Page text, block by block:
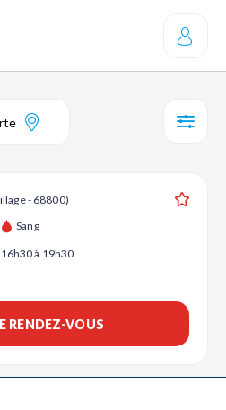
- 68800)
Sang
à 19h30
RENDEZ-VOUS